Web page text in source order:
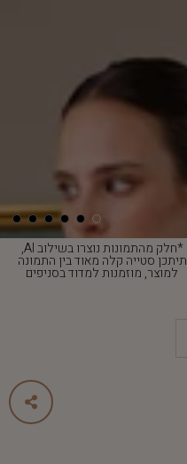
*חלק מהתמונות נוצרו בשילוב AI,
תיתכן סטייה קלה מאוד בין התמונה
למוצר, מוזמנות למדוד בסניפים